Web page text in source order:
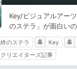
Key/ビジュアルアー
のステラ」が面白い
終のステラ Key
クリエイターズ記事